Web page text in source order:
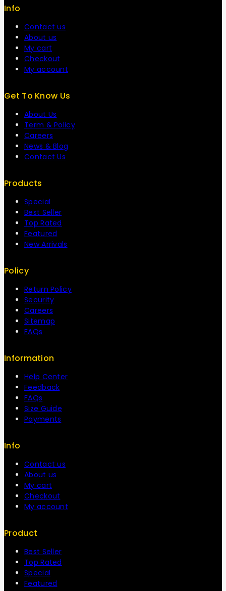
Info
Contact us
About us
My cart
Checkout
My account
Get To Know Us
About Us
Term & Policy
Careers
News & Blog
Contact Us
Products
Special
Best Seller
Top Rated
Featured
New Arrivals
Policy
Return Policy
Security
Careers
Sitemap
FAQs
Information
Help Center
Feedback
FAQs
Size Guide
Payments
Info
Contact us
About us
My cart
Checkout
My account
Product
Best Seller
Top Rated
Special
Featured